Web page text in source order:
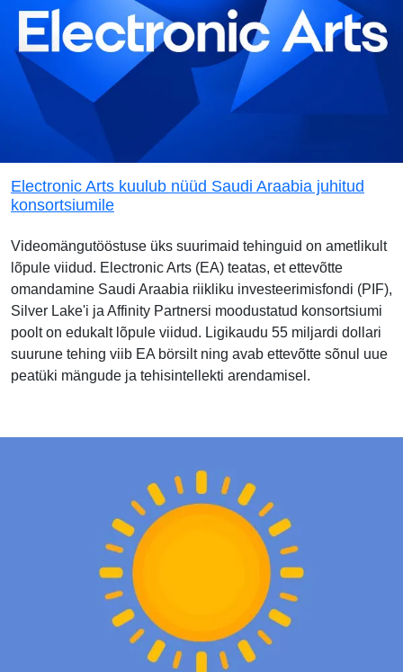
Electronic Arts kuulub nüüd Saudi Araabia juhitud
konsortsiumile
Videomängutööstuse üks suurimaid tehinguid on ametlikult
lõpule viidud. Electronic Arts (EA) teatas, et ettevõtte
omandamine Saudi Araabia riikliku investeerimisfondi (PIF),
Silver Lake'i ja Affinity Partnersi moodustatud konsortsiumi
poolt on edukalt lõpule viidud. Ligikaudu 55 miljardi dollari
suurune tehing viib EA börsilt ning avab ettevõtte sõnul uue
peatüki mängude ja tehisintellekti arendamisel.